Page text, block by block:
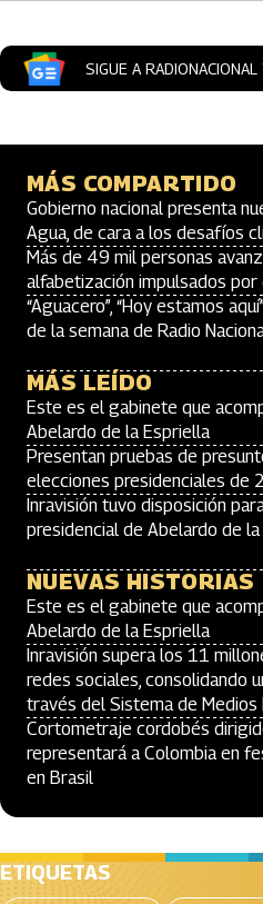
SIGUE A
MÁS COMPARTIDO
Gobierno nacional presenta
Agua, de cara a los desafíos
Más de 49 mil personas
alfabetización impulsados por
“Aguacero”, “Hoy estamos
de la semana de Radio
MÁS LEÍDO
Este es el gabinete que
Abelardo de la Espriella
Presentan pruebas de
elecciones presidenciales de
Inravisión tuvo disposición
presidencial de Abelardo de
NUEVAS HISTORIAS
Este es el gabinete que
Abelardo de la Espriella
Inravisión supera los 11
redes sociales, consolidando
través del Sistema de Medios
Cortometraje cordobés
representará a Colombia en
en Brasil
ETIQUETAS